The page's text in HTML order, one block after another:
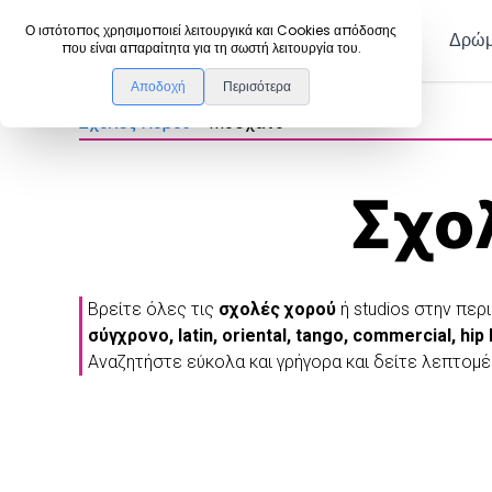
Ο ιστότοπος χρησιμοποιεί λειτουργικά και Cookies απόδοσης
που είναι απαραίτητα για τη σωστή λειτουργία του.
Αποδοχή Περισότερα
DanceLink Μέλη
Σχολές Χορού>Μοσχάτο
Βρείτε όλες τις σχολές χορού ή studios στην
σύγχρονο, latin, oriental, tango, commercial, hip
Αναζητήστε εύκολα και γρήγορα και δείτε